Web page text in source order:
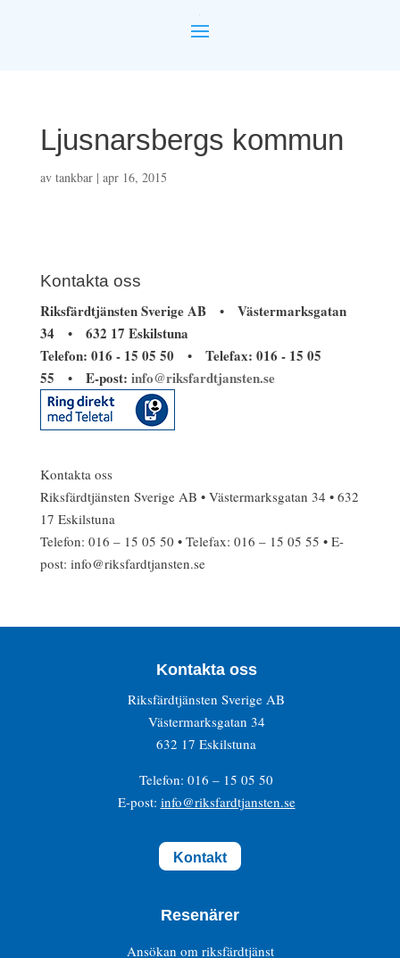
Ljusnarsbergs kommun
av tankbar| apr 16, 2015
Kontakta oss
Riksfärdtjänsten Sverige AB• Västermarksgatan
34 • 632 17 Eskilstuna
Telefon: 016 - 15 05 50 • Telefax: 016 - 15 05
55 • E-post: info@riksfardtjansten.se
Kontakta oss
Riksfärdtjänsten Sverige AB • Västermarksgatan 34 • 632
17 Eskilstuna
Telefon: 016 – 15 05 50 • Telefax: 016 – 15 05 55 • E-
post: info@riksfardtjansten.se
Kontakta oss
Riksfärdtjänsten Sverige AB
Västermarksgatan 34
632 17 Eskilstuna
Telefon: 016 – 15 05 50
E-post: info@riksfardtjansten.se
Kontakt
Resenärer
Ansökan om riksfärdtjänst